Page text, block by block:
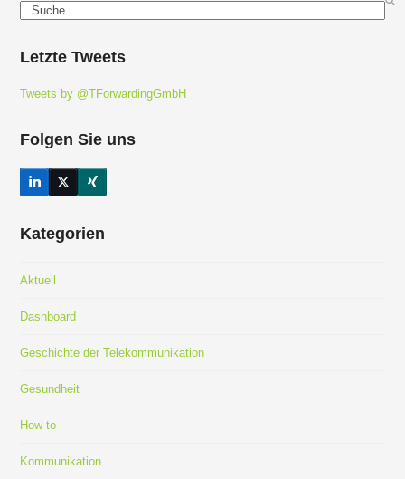
Search
Letzte Tweets
Tweets by @TForwardingGmbH
Folgen Sie uns
LinkedInTwitter
(deprecated)
Xing
Kategorien
Aktuell
Dashboard
Geschichte der Telekommunikation
Gesundheit
How to
Kommunikation